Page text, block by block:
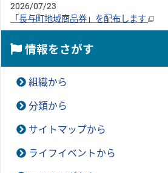
2026/07/23
「長与町地域商品券」を配布します
情報をさがす
組織から
分類から
サイトマップから
ライフイベントから